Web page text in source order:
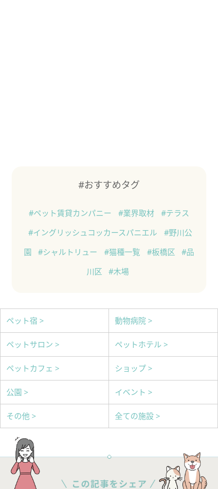
#おすすめタグ
#ペット賃貸カンパニー #業界取材
#テラス
#イングリッシュコッカースパニエル
#野川公
園
#シャルトリュー #猫種一覧 #板橋区
#品
川区
#木場
ペット宿 > 動物病院 >
ペットサロン > ペットホテル >
ペットカフェ > ショップ >
公園 > イベント >
その他 > 全ての施設 >